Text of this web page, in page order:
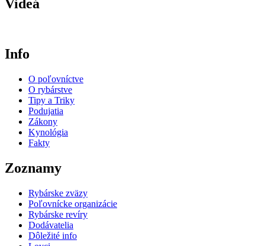
Videá
Info
O poľovníctve
O rybárstve
Tipy a Triky
Podujatia
Zákony
Kynológia
Fakty
Zoznamy
Rybárske zväzy
Poľovnícke organizácie
Rybárske revíry
Dodávatelia
Dôležité info